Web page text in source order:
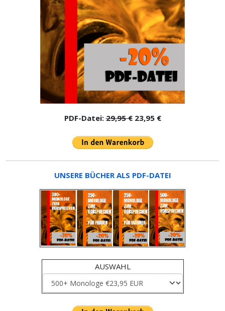
PDF-Datei:29,95 €23,95 €
UNSERE BÜCHER ALS PDF-DATEI
AUSWAHL